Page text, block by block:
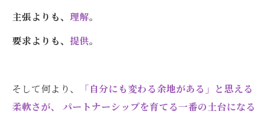
主張よりも、 理解。
要求よりも、 提供。
そして何より、
「自分にも変わる余地がある」と思える
柔軟さが、 パートナーシップを育てる一番の土台になる